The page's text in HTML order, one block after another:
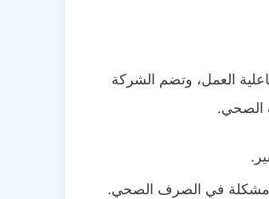
العمل، وتضم الشركة
الصحي.
مشكلة في الصرف الصحي.